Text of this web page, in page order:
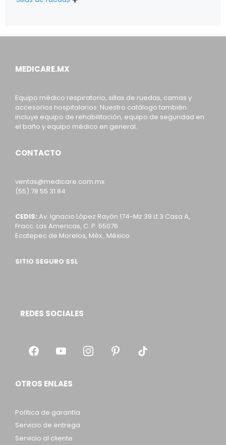
MEDICARE.MX
Equipo médico respiratorio, sillas de ruedas, camas y
accesorios hospitalarios. Nuestro catálogo también
incluye equipo de rehabilitación, equipo de seguridad en
el baño y equipo médico en general.
CONTACTO
ventas@medicare.com.mx
(55) 78 55 31 84
CEDIS: Av. Ignacio López Rayón 174-Mz 39 Lt 3 Casa A,
Fracc. Las Americas, C. P. 55076
Ecatepec de Morelos, Méx., México
SITIO SEGURO SSL
REDES SOCIALES
OTROS ENLAES
Política de garantía
Servicio de entrega
Servicio al cliente